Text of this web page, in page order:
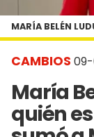
CAMBIOS 09-
María
quién
MARÍA BELÉN